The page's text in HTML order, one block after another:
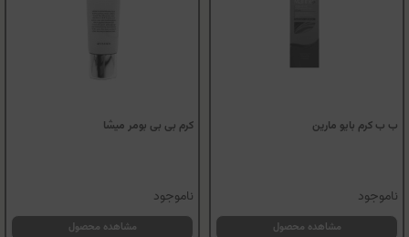
ب ب کرم بایو مارین
ناموجود
مشاهده محصول
کرم بی بی بومر میشا
ناموجود
مشاهده محصول